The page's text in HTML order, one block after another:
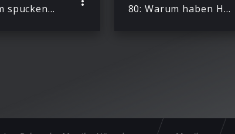
81: Warum spucken Alpakas? 80: Warum haben Hummeln Käsefüße?